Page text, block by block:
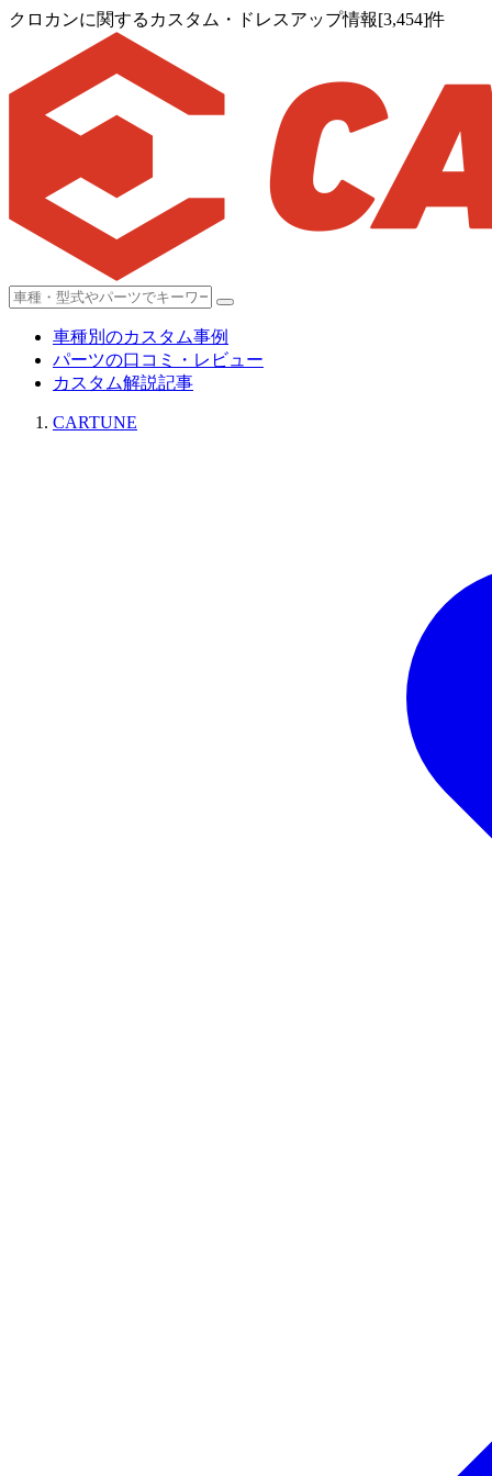
クロカンに関するカスタム・ドレスアップ情報[3,454]件
車種別のカスタム事例
パーツの口コミ・レビュー
カスタム解説記事
CARTUNE